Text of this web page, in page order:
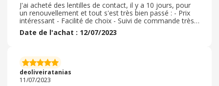
J'ai acheté des lentilles de contact, il y a 10 jours, pour
un renouvellement et tout s'est très bien passé : - Prix
intéressant - Facilité de choix - Suivi de commande très
clair - Livraison rapide ( en gros en 4 jours) et emballage
tout à fait adapté. Très contente de ma commande qui
rapidement validé, ce qui sera le plus ultime. Je
recommande donc Lenstore pour leur sérieux et la
facilité d'achat.
Date de l'achat : 12/07/2023
deoliveiratanias
11/07/2023